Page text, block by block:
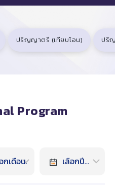
ปริญญาตรี (เทียบโอน) ปริ
Program